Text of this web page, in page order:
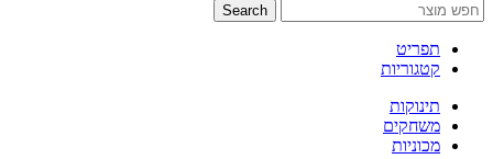
Search
תפריט
קטגוריות
תינוקות
משחקים
מכוניות